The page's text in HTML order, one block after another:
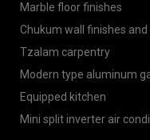
Marble floor finishes
Chukum wall finishes
Tzalam carpentry
Modern type aluminum
Equipped kitchen
Mini split inverter air